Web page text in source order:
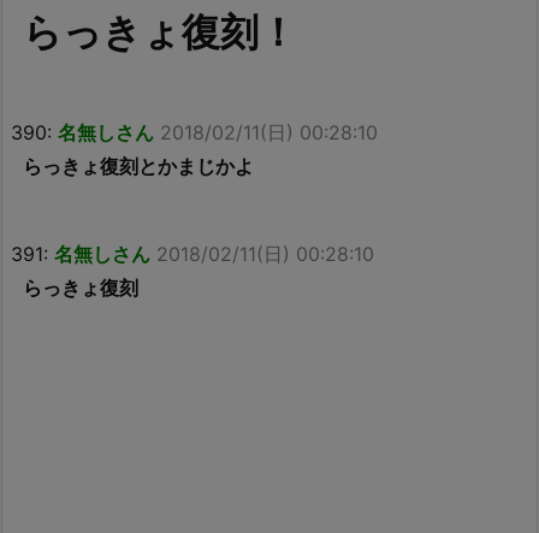
らっきょ復刻！
390: 名無しさん 2018/02/11(日) 00:28:10
らっきょ復刻とかまじかよ
391: 名無しさん 2018/02/11(日) 00:28:10
らっきょ復刻